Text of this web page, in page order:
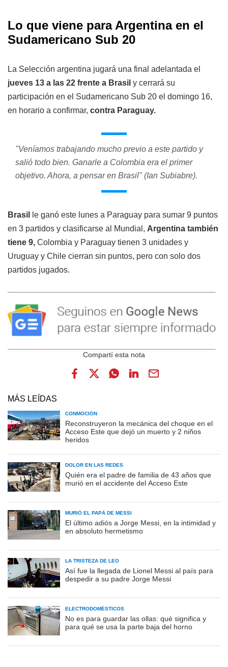
Lo que viene para Argentina en el
Sudamericano Sub 20
La Selección argentina jugará una final adelantada el
jueves 13 a las 22 frente a Brasil y cerrará su
participación en el Sudamericano Sub 20 el domingo 16,
en horario a confirmar, contra Paraguay.
"Veníamos trabajando mucho previo a este partido y
salió todo bien. Ganarle a Colombia era el primer
objetivo. Ahora, a pensar en Brasil" (Ian Subiabre).
Brasil
le ganó este lunes a Paraguay para sumar 9 puntos
en 3 partidos y clasificarse al Mundial, Argentina también
tiene 9, Colombia y Paraguay tienen 3 unidades y
Uruguay y Chile cierran sin puntos, pero con solo dos
partidos jugados.
MÁS LEÍDAS
CONMOCIÓN
Reconstruyeron la mecánica del choque en el
Acceso Este que dejó un muerto y 2 niños
heridos
DOLOR EN LAS REDES
Quién era el padre de familia de 43 años que
murió en el accidente del Acceso Este
MURIÓ EL PAPÁ DE MESSI
El último adiós a Jorge Messi, en la intimidad y
en absoluto hermetismo
LA TRISTEZA DE LEO
Así fue la llegada de Lionel Messi al país para
despedir a su padre Jorge Messi
ELECTRODOMÉSTICOS
No es para guardar las ollas: qué significa y
para qué se usa la parte baja del horno